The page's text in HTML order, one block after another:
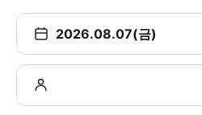
2026.08.07(금)